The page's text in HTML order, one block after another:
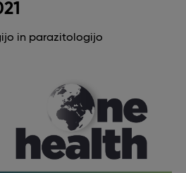
in parazitologijo